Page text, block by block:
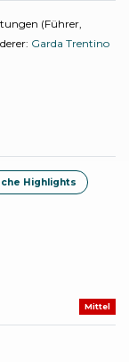
(Führer,
Garda Trentino
Highlights
Mittel